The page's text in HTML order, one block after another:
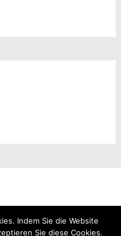
Indem Sie die Website
Sie diese Cookies.